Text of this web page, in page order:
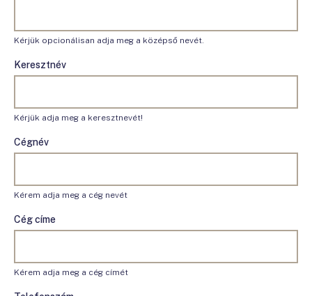
Kérjük opcionálisan adja meg a középső nevét.
Keresztnév
Kérjük adja meg a keresztnevét!
Cégnév
Kérem adja meg a cég nevét
Cég címe
Kérem adja meg a cég címét